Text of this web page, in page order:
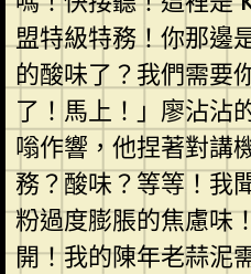
盟特級特務！你那邊
的酸味了？我們需要
了！馬上！」廖沾沾
嗡作響，他捏著對講
務？酸味？等等！我
粉過度膨脹的焦慮味
開！我的陳年老蒜泥